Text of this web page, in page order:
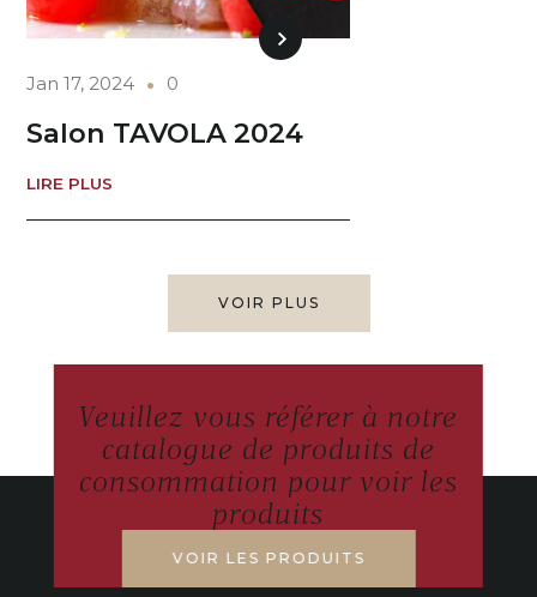
Jan 17, 2024 0
Salon TAVOLA 2024
LIRE PLUS
VOIR PLUS
Veuillez vous référer à notre
catalogue de produits de
consommation pour voir les
produits
VOIR LES PRODUITS